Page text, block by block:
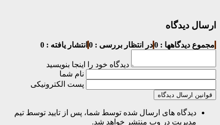
ارسال دیدگاه
مجموع دیدگاهها : 0 در انتظار بررسی : 0 انتشار یافته : 0
دیدگاه خود را اینجا بنویسید
نام شما
پست الکترونیکی
قوانین ارسال دیدگاه
دیدگاه های ارسال شده توسط شما، پس از تایید توسط تیم
مدیریت در وب منتشر خواهد شد.